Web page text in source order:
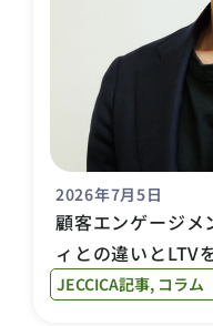
2026年7月5日
顧客エンゲージメ
ィとの違いとLTV
JECCICA記事, コラム